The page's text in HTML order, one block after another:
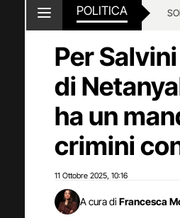
POLITICA
Per
di
ha un
crimini
11 Ottobre 2025 10:16
A cura di Francesca